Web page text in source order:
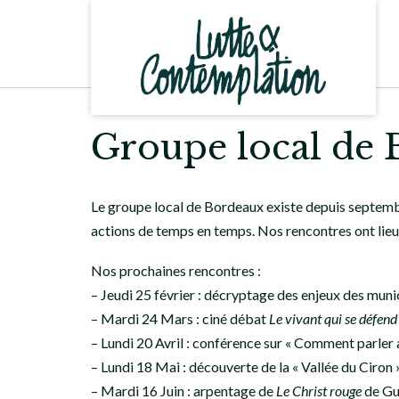
Groupe local de
Le groupe local de Bordeaux existe depuis
actions de temps en temps. Nos rencontres ont
Nos prochaines rencontres :
– Jeudi 25 février : décryptage des enjeux des
– Mardi 24 Mars : ciné débat Le vivant qui se défend
– Lundi 20 Avril : conférence sur « Comment
– Lundi 18 Mai : découverte de la « Vallée du Ciron
– Mardi 16 Juin : arpentage de Le Christ rougede